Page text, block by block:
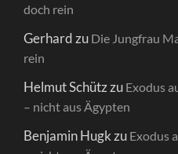
doch rein
Gerhardzu Die Jungfrau
rein
Helmut Schützzu Exodus
– nicht aus Ägypten
Benjamin Hugkzu Exodus